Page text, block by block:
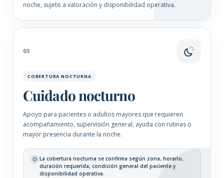
noche, sujeto a valoración y disponibilidad operativa.
03
COBERTURA NOCTURNA
Cuidado nocturno
Apoyo para pacientes o adultos mayores que requieren
acompañamiento, supervisión general, ayuda con rutinas o
mayor presencia durante la noche.
La cobertura nocturna se confirma según zona, horario,
duración requerida, condición general del paciente y
disponibilidad operativa.